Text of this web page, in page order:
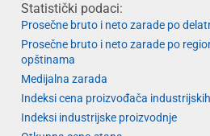
Statistički podaci:
Prosečne bruto i neto zarade po
Prosečne bruto i neto zarade po
opštinama
Medijalna zarada
Indeksi cena proizvođača
Indeksi industrijske proizvodnje